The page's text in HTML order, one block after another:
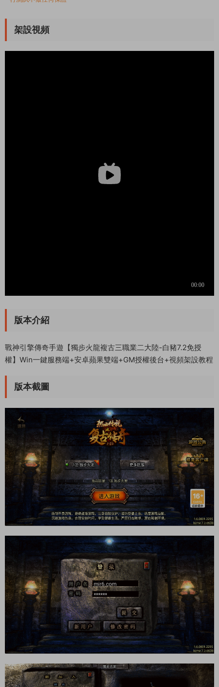
架設視頻
版本介紹
戰神引擎傳奇手遊【獨步火龍複古三職業二大陸-白豬7.2免授
權】Win一鍵服務端+安卓蘋果雙端+GM授權後台+視頻架設教程
版本截圖